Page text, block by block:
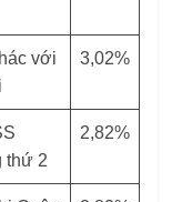
với
3,02%
thứ 2
2,82%